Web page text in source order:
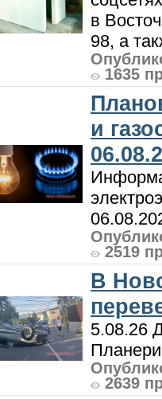
в
98, а
1635
и
2519
В
5.08.26
2639